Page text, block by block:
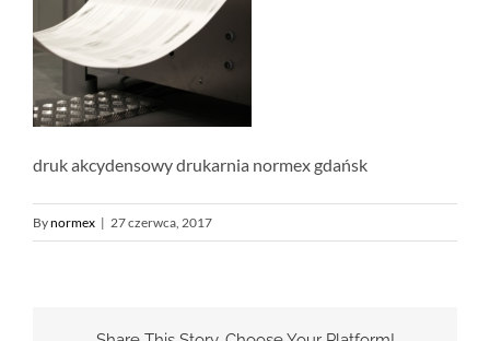
druk akcydensowy drukarnia normex gdańsk
Bynormex | 27 czerwca, 2017